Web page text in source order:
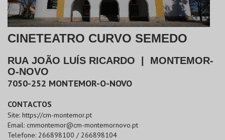
CINETEATRO CURVO SEMEDO
RUA JOÃO LUÍS RICARDO
MONTEMOR-
O-NOVO
7050-252 MONTEMOR-O-NOVO
CONTACTOS
Site: https://cm-montemor.pt
Email: cmmontemor@cm-montemornovo.pt
Telefone: 266898100 / 266898104